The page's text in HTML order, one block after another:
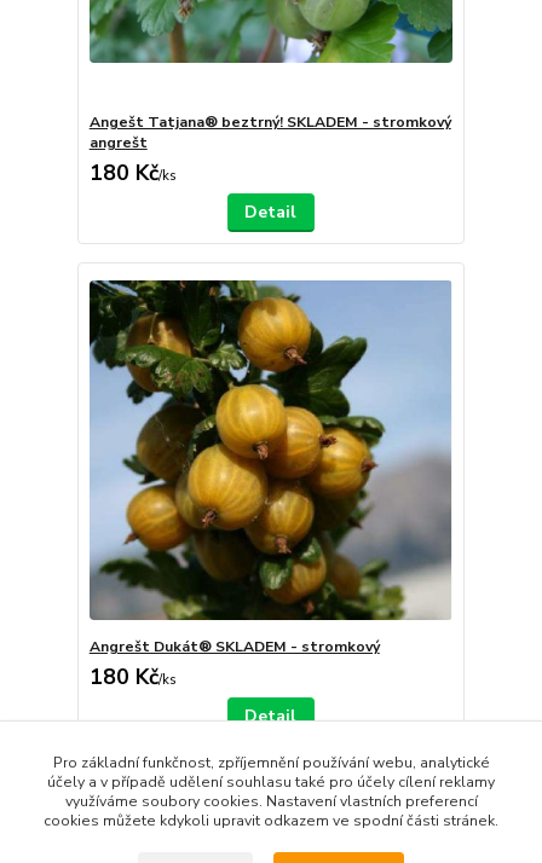
Angešt Tatjana® beztrný! SKLADEM - stromkový
angrešt
180 Kč/ks
Detail
Angrešt Dukát® SKLADEM - stromkový
180 Kč/ks
Detail
strana z 1
Pro základní funkčnost, zpříjemnění používání webu, analytické
účely a v případě udělení souhlasu také pro účely cílení reklamy
využíváme soubory cookies. Nastavení vlastních preferencí
cookies můžete kdykoli upravit odkazem ve spodní části stránek.